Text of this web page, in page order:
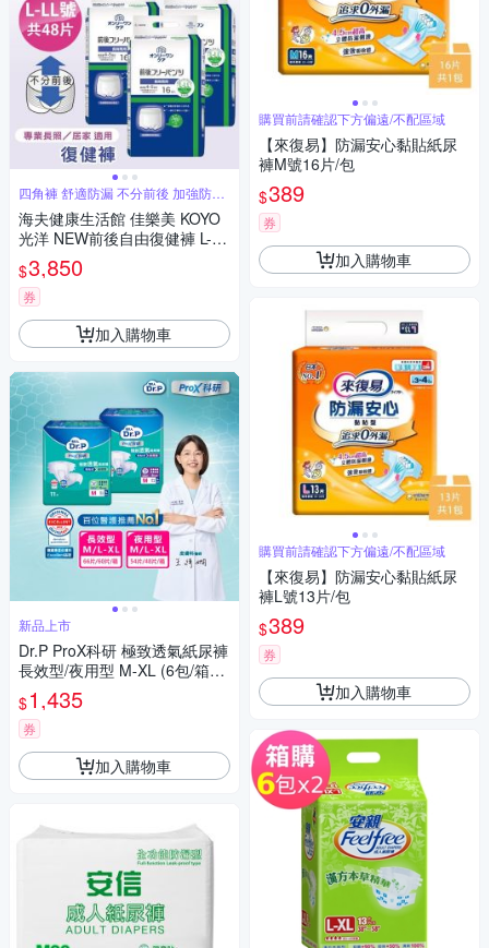
四角褲 舒適防漏 不分前後 加強防漏
褲型
海夫健康生活館 佳樂美 KOYO
光洋 NEW前後自由復健褲 L-LL
號 共48片
$3,850
券
加入購物車
新品上市
Dr.P ProX科研 極致透氣紙尿褲
長效型/夜用型 M-XL (6包/箱購,
黏貼型,成人紙尿褲)
$1,435
券
加入購物車
購買前請確認下方偏遠/不配區域
【來復易】防漏安心黏貼紙尿
褲M號16片/包
$389
券
加入購物車
購買前請確認下方偏遠/不配區域
【來復易】防漏安心黏貼紙尿
褲L號13片/包
$389
券
加入購物車